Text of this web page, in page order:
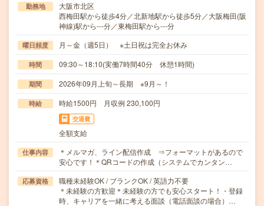
勤務地
大阪市北区
西梅田駅から徒歩4分／北新地駅から徒歩5分／大阪梅田(阪
神線)駅から---分／東梅田駅から---分
曜日頻度 月～金（週5日） ※土日祝は完全お休み
時間 09:30～18:10(実働7時間40分 休憩1時間)
期間 2026年09月上旬～長期 ※9月～！
時給 時給1500円 月収例 230,100円
交通費
全額支給
仕事内容
＊メルマガ、ライン配信作成 ⇒フォーマットがあるので
安心です！＊QRコードの作成（システムでカンタン…
応募資格
職種未経験OK / ブランクOK / 英語力不要
＊未経験の方歓迎＊未経験の方でも安心スタート！・登録
時、キャリアを一緒に考える面談（電話面談の場合）…